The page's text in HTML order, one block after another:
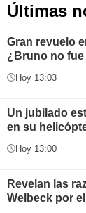
Últimas
Gran revuelo
¿Bruno no
Hoy 13:03
Un jubilado
en su
Hoy 13:00
Revelan las
Welbeck por